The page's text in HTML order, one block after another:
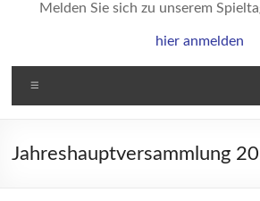
Melden Sie sich zu unserem
hier anmelden
Jahreshauptversammlung